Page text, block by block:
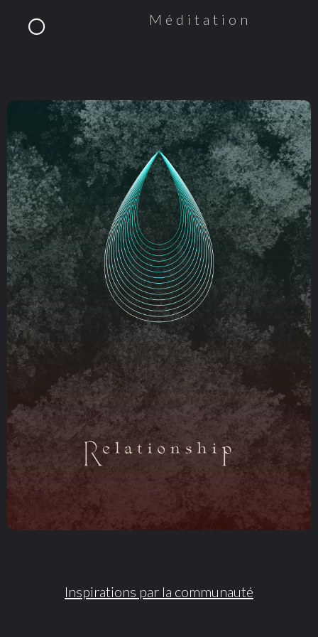
Méditation
Inspirations par la communauté